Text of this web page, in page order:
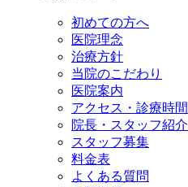
初めての方へ
医院理念
治療方針
当院のこだわり
医院案内
アクセス・診療時間
院長・スタッフ紹介
スタッフ募集
料金表
よくある質問